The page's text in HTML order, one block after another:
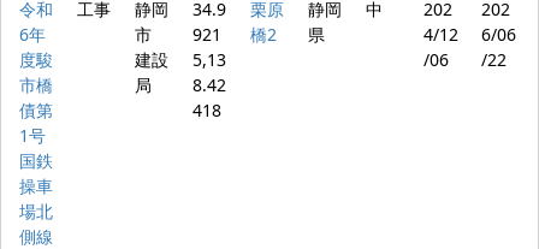
令和
6年
度駿
市橋
債第
1号
国鉄
操車
場北
側線
工事
静岡
市
建設
局
34.9
921
5,13
8.42
418
栗原
橋2
静岡
県
中
202
4/12
/06
202
6/06
/22